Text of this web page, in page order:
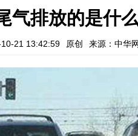
气排放的是什
21 13:42:59 原创 来源：中华